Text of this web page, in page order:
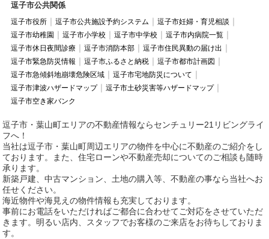
逗子市公共関係
逗子市役所 逗子市公共施設予約システム
逗子市妊婦・育児相談
逗子市幼稚園
逗子市小学校 逗子市中学校
逗子市内病院一覧
逗子市休日夜間診療
逗子市消防本部
逗子市住民異動の届け出
逗子市緊急防災情報
逗子市ふるさと納税
逗子市都市計画図
逗子市急傾斜地崩壊危険区域
逗子市宅地防災について
逗子市津波ハザードマップ
逗子市土砂災害等ハザードマップ
逗子市空き家バンク
逗子市・葉山町エリアの不動産情報ならセンチュリー21リビングライ
フへ！
当社は逗子市・葉山町周辺エリアの物件を中心に不動産のご紹介をし
ております。また、住宅ローンや不動産売却についてのご相談も随時
承ります。
新築戸建、中古マンション、土地の購入等、不動産の事なら当社へお
任せください。
海近物件や海見えの物件情報も充実しております。
事前にお電話をいただければご都合に合わせてご対応をさせていただ
きます。明るい店内、スタッフでお客様のご来店をお待ちしておりま
す。